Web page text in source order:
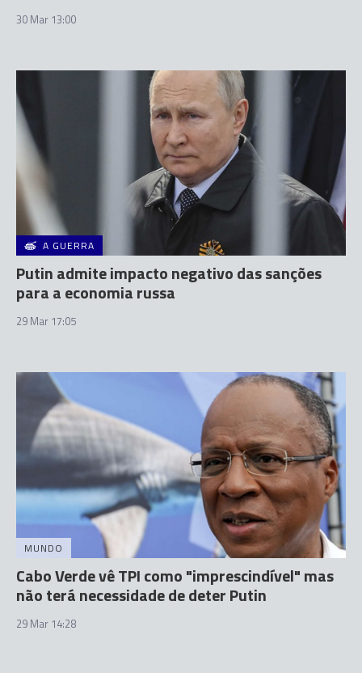
30 Mar 13:00
A GUERRA
Putin admite impacto negativo das sanções
para a economia russa
29 Mar 17:05
MUNDO
Cabo Verde vê TPI como "imprescindível" mas
não terá necessidade de deter Putin
29 Mar 14:28